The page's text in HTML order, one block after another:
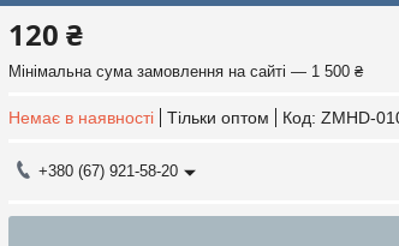
120 ₴
Мінімальна сума замовлення на сайті — 1 500 ₴
Немає в наявності Тільки оптом Код: ZMHD-
+380 (67) 921-58-20